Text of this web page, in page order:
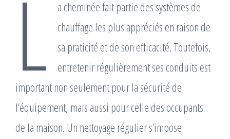
L
a cheminée fait partie des systèmes de
chauffage les plus appréciés en raison de
sa praticité et de son efficacité. Toutefois,
entretenir régulièrement ses conduits est
important non seulement pour la sécurité de
l’équipement, mais aussi pour celle des occupants
de la maison. Un nettoyage régulier s’impose